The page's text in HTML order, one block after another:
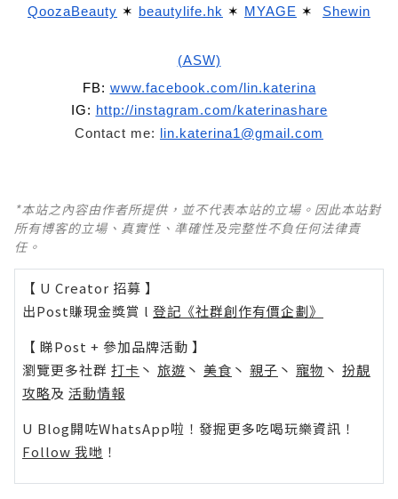
QoozaBeauty ✶ beautylife.hk ✶ MYAGE ✶ Shewin
(ASW)
FB: www.facebook.com/lin.katerina
IG: http://instagram.com/katerinashare
Contact me:
lin.katerina1@gmail.com
*本站之內容由作者所提供，並不代表本站的立場。因此本站對
所有博客的立場、真實性、準確性及完整性不負任何法律責
任。
【 U Creator 招募 】
出Post賺現金獎賞 l 登記《社群創作有價企劃》
【 睇Post + 參加品牌活動 】
瀏覽更多社群 打卡 丶 旅遊 丶 美食 丶 親子 丶 寵物 丶 扮靚
攻略及 活動情報
U Blog開咗WhatsApp啦！發掘更多吃喝玩樂資訊！
Follow 我哋 ！